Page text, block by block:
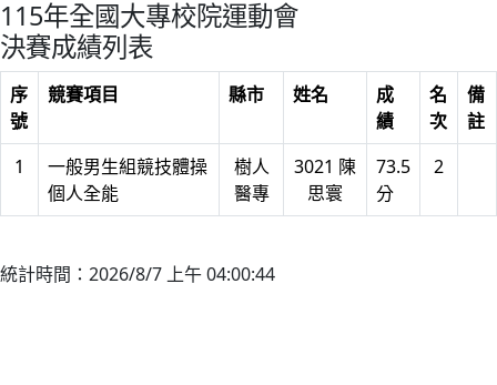
115年全國大專校院運動會
決賽成績列表
序
號
競賽項目 縣市 姓名
成
績
名
次
備
註
1
一般男生組競技體操
個人全能
樹人
醫專
3021 陳
思寰
73.5
分
2
統計時間：2026/8/7 上午 04:00:44